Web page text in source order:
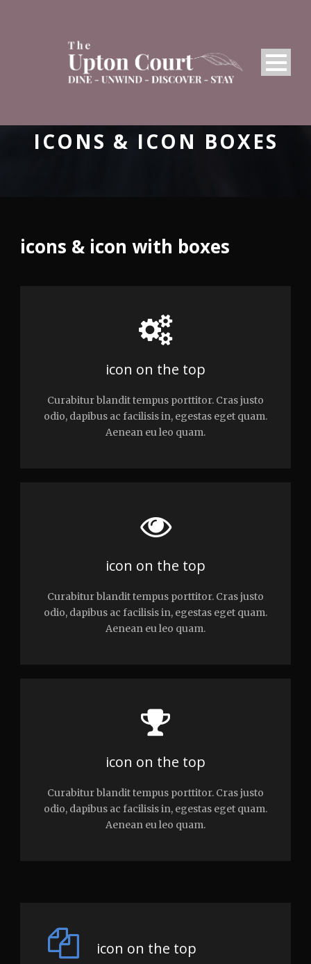
ICONS & ICON BOXES
icons & icon with boxes
icon on the top
Curabitur blandit tempus porttitor. Cras justo
odio, dapibus ac facilisis in, egestas eget quam.
Aenean eu leo quam.
icon on the top
Curabitur blandit tempus porttitor. Cras justo
odio, dapibus ac facilisis in, egestas eget quam.
Aenean eu leo quam.
icon on the top
Curabitur blandit tempus porttitor. Cras justo
odio, dapibus ac facilisis in, egestas eget quam.
Aenean eu leo quam.
icon on the top